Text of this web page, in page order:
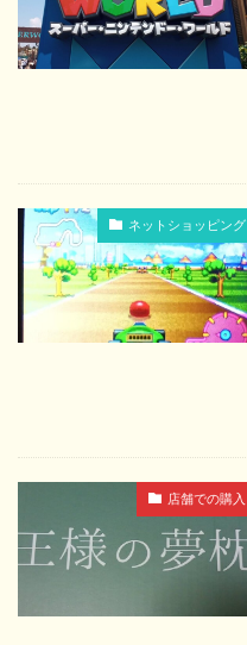
ネットショッピング
店舗での購入